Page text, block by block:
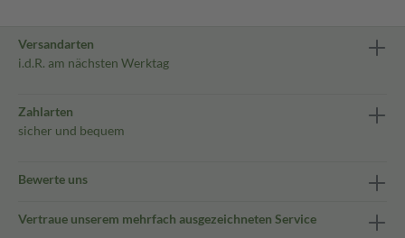
Versandarten
i.d.R. am nächsten Werktag
Zahlarten
sicher und bequem
Bewerte uns
Vertraue unserem mehrfach ausgezeichneten Service